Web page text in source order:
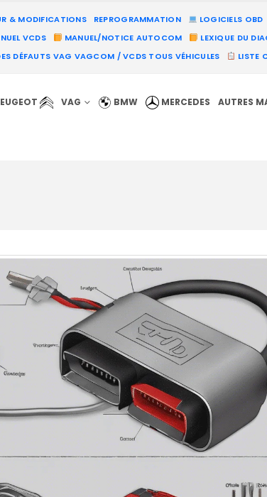
& MODIFICATIONS REPROGRAMMATION LOGICIELS OBD
VCDS MANUEL/NOTICE AUTOCOM LEXIQUE DU
DÉFAUTS VAG VAGCOM / VCDS TOUS VÉHICULES LISTE
VAG BMW MERCEDES AUTRES